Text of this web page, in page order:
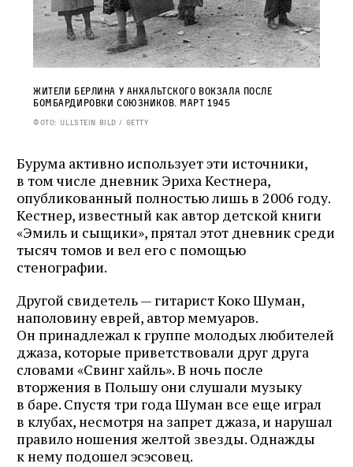
Жители Берлина у Анхальтского вокзала после
бомбардировки союзников. Март 1945
Фото: Ullstein Bild / Getty
Бурума активно использует эти источники,
в том числе дневник Эриха Кестнера,
опубликованный полностью лишь в 2006 году.
Кестнер, известный как автор детской книги
«Эмиль и сыщики», прятал этот дневник среди
тысяч томов и вел его с помощью
стенографии.
Другой свидетель — гитарист Коко Шуман,
наполовину еврей, автор мемуаров.
Он принадлежал к группе молодых любителей
джаза, которые приветствовали друг друга
словами «Свинг хайль». В ночь после
вторжения в Польшу они слушали музыку
в баре. Спустя три года Шуман все еще играл
в клубах, несмотря на запрет джаза, и нарушал
правило ношения желтой звезды. Однажды
к нему подошел эсэсовец.